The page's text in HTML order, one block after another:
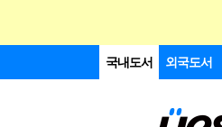
국내도서 외국도서